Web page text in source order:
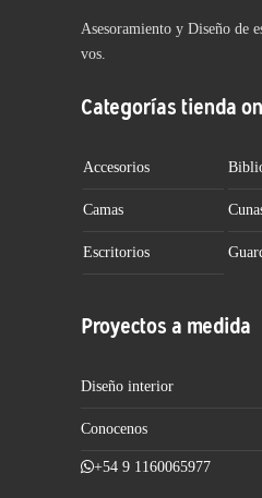
Asesoramiento y Diseño de
vos.
Categorías tienda
Accesorios
Camas
Escritorios
Proyectos a medida
Diseño interior
Conocenos
+54 9 1160065977